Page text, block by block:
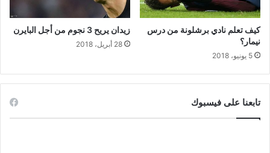
كيف تعلم نادي برشلونة من درس
نيمار؟
5 يونيو، 2018
زيدان يريح 3 نجوم من أجل البايرن
28 أبريل، 2018
تابعنا على فيسبوك